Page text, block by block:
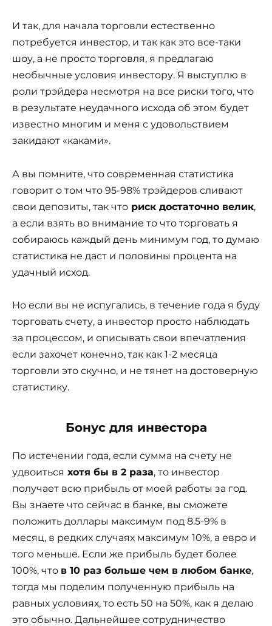
И так, для начала торговли естественно
потребуется инвестор, и так как это все-таки
шоу, а не просто торговля, я предлагаю
необычные условия инвестору. Я выступлю в
роли трэйдера несмотря на все риски того, что
в результате неудачного исхода об этом будет
известно многим и меня с удовольствием
закидают «каками».
А вы помните, что современная статистика
говорит о том что 95-98% трэйдеров сливают
свои депозиты, так что риск достаточно велик,
а если взять во внимание то что торговать я
собираюсь каждый день минимум год, то думаю
статистика не даст и половины процента на
удачный исход.
Но если вы не испугались, в течение года я буду
торговать счету, а инвестор просто наблюдать
за процессом, и описывать свои впечатления
если захочет конечно, так как 1-2 месяца
торговли это скучно, и не тянет на достоверную
статистику.
Бонус для инвестора
По истечении года, если сумма на счету не
удвоиться хотя бы в 2 раза, то инвестор
получает всю прибыль от моей работы за год.
Вы знаете что сейчас в банке, вы сможете
положить доллары максимум под 8.5-9% в
месяц, в редких случаях максимум 10%, а евро и
того меньше. Если же прибыль будет более
100%, что в 10 раз больше чем в любом банке,
тогда мы поделим полученную прибыль на
равных условиях, то есть 50 на 50%, как я делаю
это обычно. Дальнейшее сотрудничество